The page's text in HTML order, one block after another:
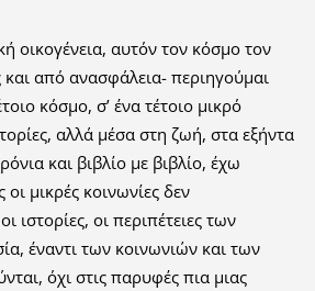
οικογένεια, αυτόν τον κόσμο τον
από ανασφάλεια- περιηγούμαι
κόσμο, σ’ ένα τέτοιο μικρό
αλλά μέσα στη ζωή, στα εξήντα
και βιβλίο με βιβλίο, έχω
μικρές κοινωνίες δεν
ιστορίες, οι περιπέτειες των
έναντι των κοινωνιών και των
όχι στις παρυφές πια μιας